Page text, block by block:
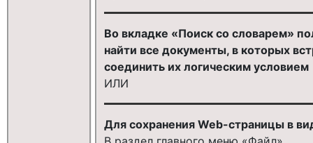
Во вкладке «Поиск со словарем»
найти все документы, в которых
соединить их логическим условием
ИЛИ
Для сохранения Web-страницы в